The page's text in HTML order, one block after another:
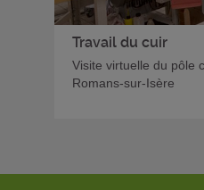
Travail du cuir
Visite virtuelle du pôle
Romans-sur-Isère